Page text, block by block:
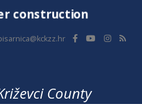
construction
County